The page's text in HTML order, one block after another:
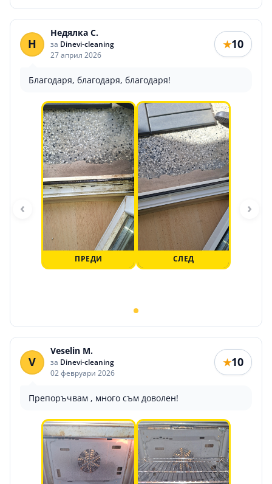
Н
Недялка С.
за Dinevi-cleaning
27 април 2026
★10
Благодаря, благодаря, благодаря!
ПРЕДИ СЛЕД
‹ ›
V
Veselin M.
за Dinevi-cleaning
02 февруари 2026
★10
Препоръчвам , много съм доволен!